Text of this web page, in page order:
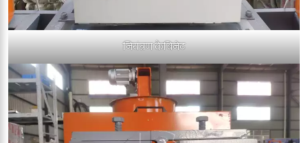
नियंत्रण कैबिनेट